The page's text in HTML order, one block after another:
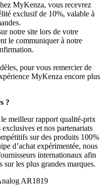
MyKenza, vous recevrez
exclusif de 10%, valable à
notre site lors de votre
le communiquer à notre
pour vous remercier de
MyKenza encore plus
?
meilleur rapport qualité-prix
et nos partenariats
sur des produits 100%
d’achat expérimentée, nous
internationaux afin
les plus grandes marques.
AR1819